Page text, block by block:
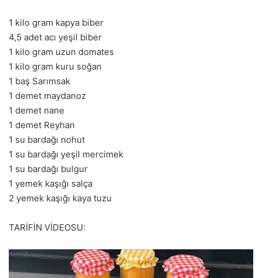
1 kilo gram kapya biber
4,5 adet acı yeşil biber
1 kilo gram uzun domates
1 kilo gram kuru soğan
1 baş Sarımsak
1 demet maydanoz
1 demet nane
1 demet Reyhan
1 su bardağı nohut
1 su bardağı yeşil mercimek
1 su bardağı bulgur
1 yemek kaşığı salça
2 yemek kaşığı kaya tuzu
TARİFİN VİDEOSU: